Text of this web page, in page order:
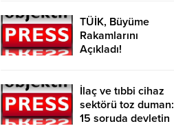
TÜİK, Büyüme
Rakamlarını
Açıkladı!
İlaç ve tıbbi cihaz
sektörü toz duman:
15 soruda devletin